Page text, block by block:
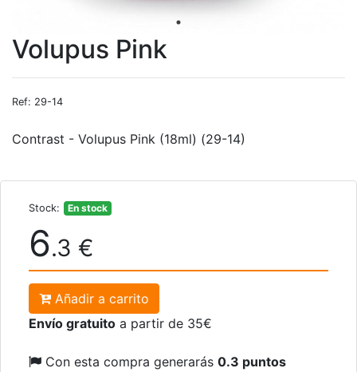
Volupus Pink
Ref: 29-14
Contrast - Volupus Pink (18ml) (29-14)
Stock: En stock
6.3 €
Añadir a carrito
Envío gratuito a partir de 35€
Con esta compra generarás 0.3 puntos